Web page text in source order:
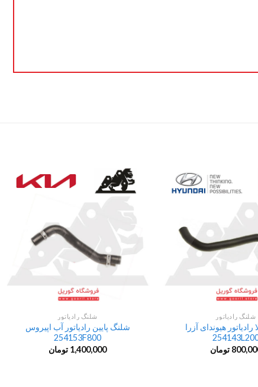
شلنگ رادیاتور
رادیاتور هیوندای آزرا
تومان
شلنگ رادیاتور
شلنگ پایین رادیاتور آب اپیروس
254153F800
1,400,000 تومان